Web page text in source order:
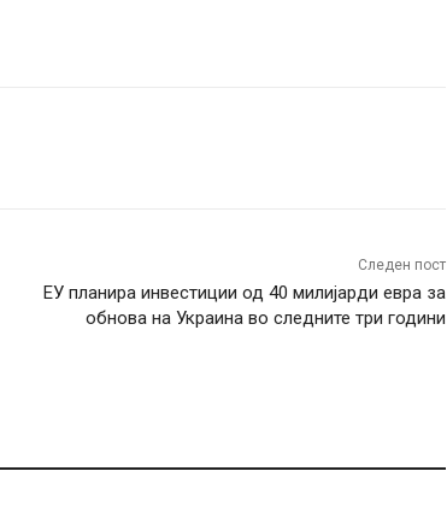
Следен пост
ЕУ планира инвестиции од 40 милијарди евра за
обнова на Украина во следните три години